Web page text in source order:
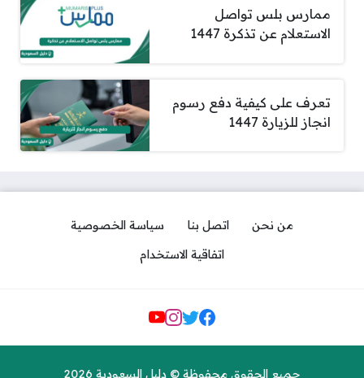
ممارس بلس تواصل
الاستعلام عن تذكرة 1447
تعرف على كيفية دفع رسوم
انجاز للزيارة 1447
من نحن اتصل بنا
سياسة الخصوصية
اتفاقية الاستخدام
مواقع التواصل
جميع الحقوق محفوظة © دليل السعودية 2026